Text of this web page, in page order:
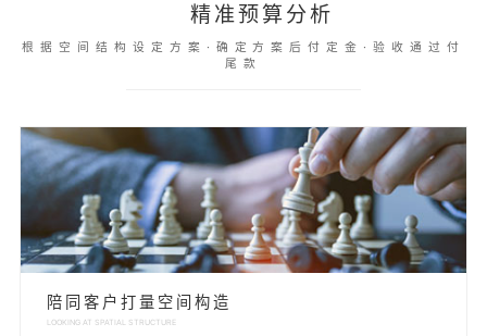
精准预算分析
根据空间结构设定方案·确定方案后付定金·验收通过付
尾款
陪同客户打量空间构造
LOOKING AT SPATIAL STRUCTURE